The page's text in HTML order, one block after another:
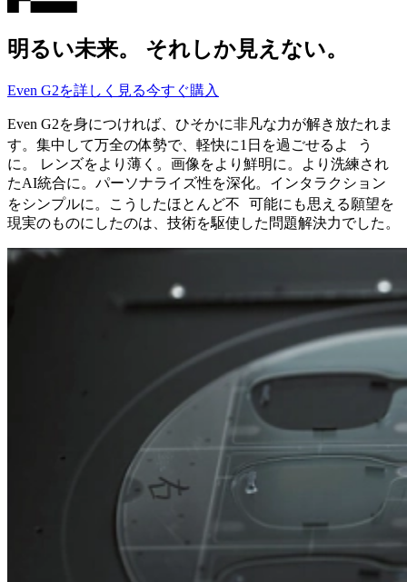
明るい未来。 それしか見えない。
Even G2を詳しく見る今すぐ購入
Even G2を身につければ、ひそかに非凡な力が解き放たれま
す。集中して万全の体勢で、軽快に1日を過ごせるよ う
に。 レンズをより薄く。画像をより鮮明に。より洗練され
たAI統合に。パーソナライズ性を深化。インタラクション
をシンプルに。こうしたほとんど不 可能にも思える願望を
現実のものにしたのは、技術を駆使した問題解決力でした。